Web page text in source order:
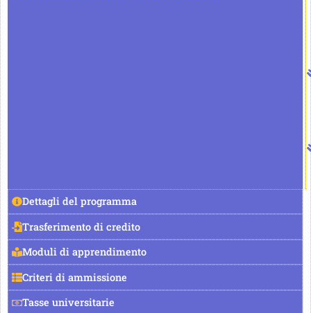
Dettagli del programma
Trasferimento di credito
Moduli di apprendimento
Criteri di ammissione
Tasse universitarie